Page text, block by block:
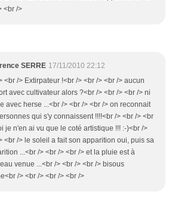
<br />
SERRE 17/11/2010 22:12
<br /> Extirpateur !<br /> <br /> <br /> aucun
avec cultivateur alors ?<br /> <br /> <br /> ni
avec herse ...<br /> <br /> <br /> on reconnait
qui s'y connaissent !!!!<br /> <br /> <br
je n'en ai vu que le coté artistique !!! :-)<br />
<br /> le soleil a fait son apparition oui, puis sa
...<br /> <br /> <br /> et la pluie est à
venue ...<br /> <br /> <br /> bisous
/> <br /> <br /> <br />